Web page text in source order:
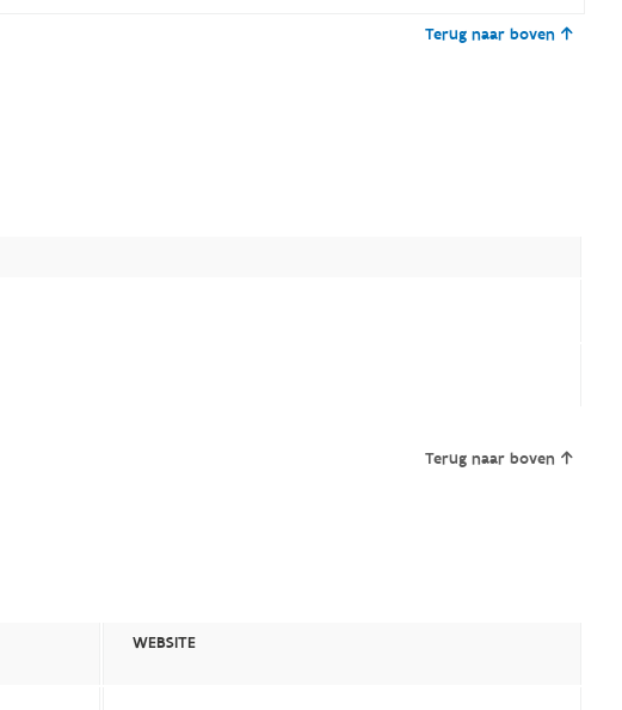
Terug naar boven
Terug naar boven
WEBSITE